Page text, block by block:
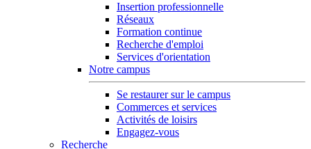
Insertion professionnelle
Réseaux
Formation continue
Recherche d'emploi
Services d'orientation
Notre campus
Se restaurer sur le campus
Commerces et services
Activités de loisirs
Engagez-vous
Recherche